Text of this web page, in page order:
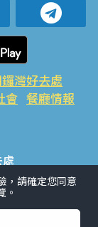
灣好去處
會 餐廳情報
好去處 社會
，請確定您同意
。